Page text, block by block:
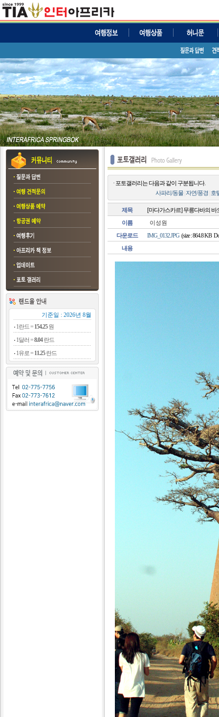
기준일 : 2026년 8월
1란드 = 154.25원
1달러 =8.04란드
1유로 = 11.25란드
· 포토갤러리는 다음과 같이 구분됩니다.
사파리/동물 자연/풍경 호
제목
[마다가스카르] 무릉다바의 바
이름
이성원
다운로드
IMG_0132.JPG(size : 864.8 KB
내용